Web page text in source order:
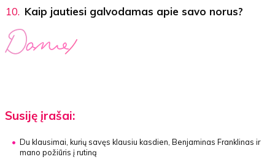
Kaip jautiesi galvodamas apie savo norus?
Susiję įrašai:
Du klausimai, kurių savęs klausiu kasdien, Benjaminas Franklinas ir
mano požiūris į rutiną